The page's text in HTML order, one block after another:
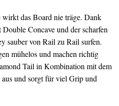
das Board nie träge. Dank
Concave und der scharfen
sauber von Rail zu Rail surfen.
mühelos und machen richtig
Tail in Kombination mit dem
und sorgt für viel Grip und